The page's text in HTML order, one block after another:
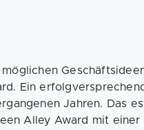
möglichen
Ein
Jahren. Das
Alley Award mit